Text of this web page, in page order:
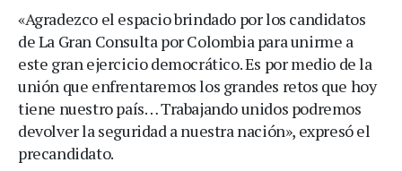
«Agradezco el espacio brindado por los candidatos
de La Gran Consulta por Colombia para unirme a
este gran ejercicio democrático. Es por medio de la
unión que enfrentaremos los grandes retos que hoy
tiene nuestro país… Trabajando unidos podremos
devolver la seguridad a nuestra nación», expresó el
precandidato.